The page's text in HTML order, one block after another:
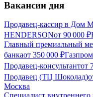
Вакансии дня
Продавец-кассир в Дом
HENDERSONот 90 000 ₽
Главный премиальный
банкаот 350 000 ₽
Продавец-консультантот
Продавец (ТЦ Шоколад)
Москва